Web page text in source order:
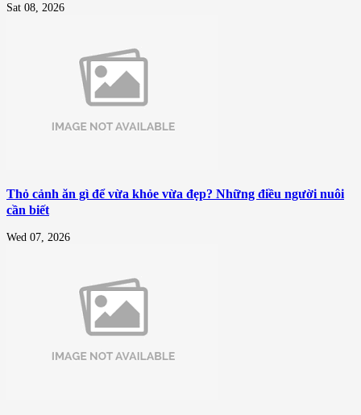
Sat 08, 2026
Thỏ cảnh ăn gì để vừa khỏe vừa đẹp? Những điều người nuôi
cần biết
Wed 07, 2026